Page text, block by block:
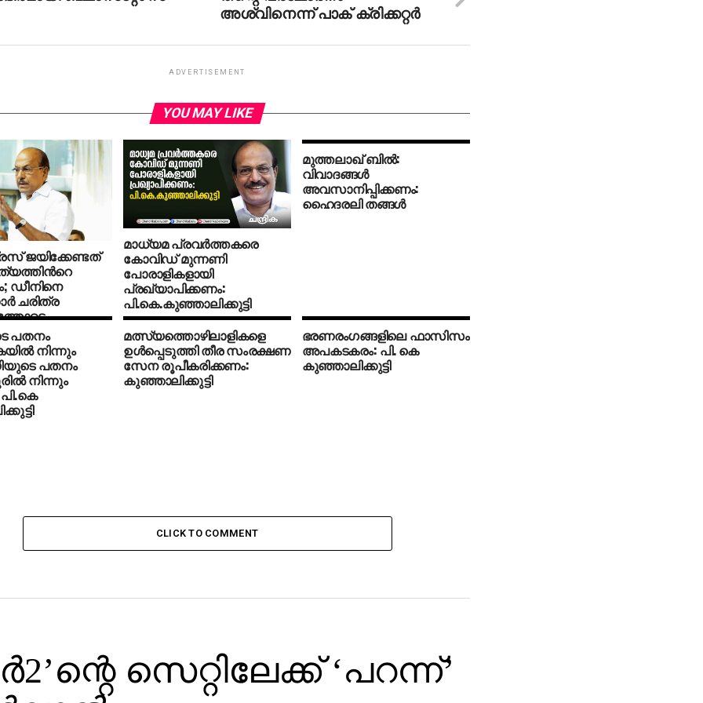
അശ്വിനെന്ന് പാക് ക്രിക്കറ്റര്‍
ADVERTISEMENT
YOU MAY LIKE
ജയിക്കേണ്ടത്
ചരിത്ര
പി.കെ.
മാധ്യമ പ്രവർത്തകരെ
കോവിഡ് മുന്നണി
പോരാളികളായി
പ്രഖ്യാപിക്കണം:
പി.കെ.കുഞ്ഞാലിക്കുട്ടി
മുത്തലാഖ് ബില്‍:
വിവാദങ്ങള്‍
അവസാനിപ്പിക്കണം:
ഹൈദരലി തങ്ങള്‍
പതനം
നിന്നും
പതനം
നിന്നും
മത്സ്യത്തൊഴിലാളികളെ
ഉള്‍പ്പെടുത്തി തീര സംരക്ഷണ
സേന രൂപീകരിക്കണം:
കുഞ്ഞാലിക്കുട്ടി
ഭരണരംഗങ്ങളിലെ ഫാസിസം
അപകടകരം: പി. കെ
കുഞ്ഞാലിക്കുട്ടി
CLICK TO COMMENT
സെറ്റിലേക്ക് ‘പറന്ന്’